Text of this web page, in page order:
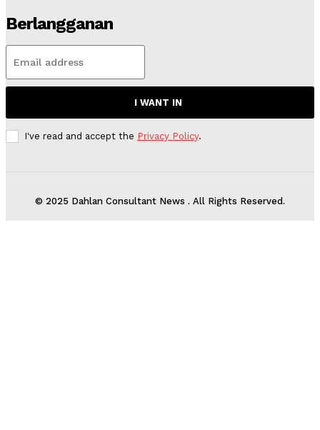
Berlangganan
I WANT IN
I've read and accept the Privacy Policy.
© 2025 Dahlan Consultant News . All Rights Reserved.